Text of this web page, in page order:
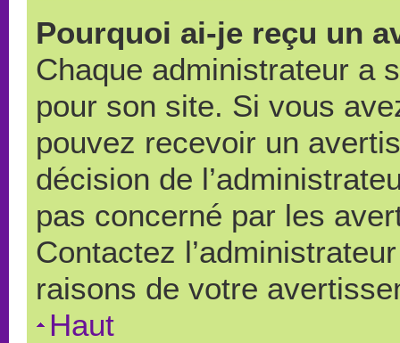
Pourquoi ai-je reçu un
Chaque administrateur a
pour son site. Si vous
pouvez recevoir un
décision de
pas concerné par les
Contactez
raisons de votre
Haut